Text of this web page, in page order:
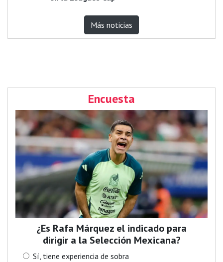
Más noticias
Encuesta
¿Es Rafa Márquez el indicado para
dirigir a la Selección Mexicana?
Sí, tiene experiencia de sobra